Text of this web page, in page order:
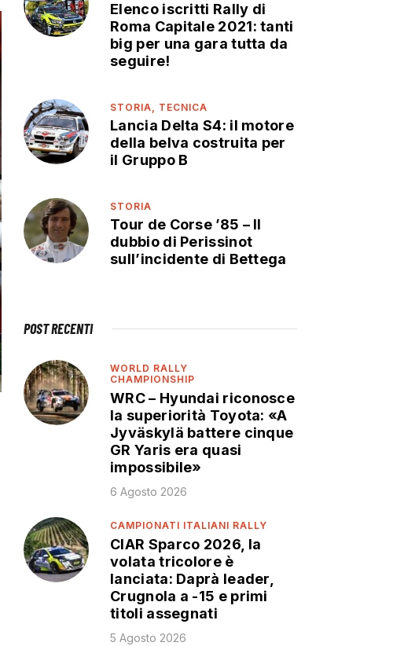
Elenco iscritti Rally di
Roma Capitale 2021: tanti
big per una gara tutta da
seguire!
STORIA, TECNICA
Lancia Delta S4: il motore
della belva costruita per
il Gruppo B
STORIA
Tour de Corse ’85 – Il
dubbio di Perissinot
sull’incidente di Bettega
POST RECENTI
WORLD RALLY
CHAMPIONSHIP
WRC – Hyundai riconosce
la superiorità Toyota: «A
Jyväskylä battere cinque
GR Yaris era quasi
impossibile»
6 Agosto 2026
CAMPIONATI ITALIANI RALLY
CIAR Sparco 2026, la
volata tricolore è
lanciata: Daprà leader,
Crugnola a -15 e primi
titoli assegnati
5 Agosto 2026